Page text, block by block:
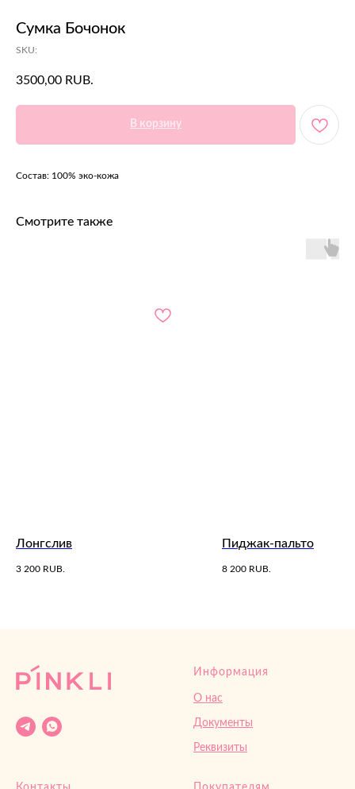
Сумка Бочонок
SKU:
3500,00 RUB.
В корзину
Состав: 100% эко-кожа
Смотрите также
Лонгслив
3 200 RUB.
Пиджак-пальто
8 200 RUB.
Информация
О нас
Документы
Реквизиты